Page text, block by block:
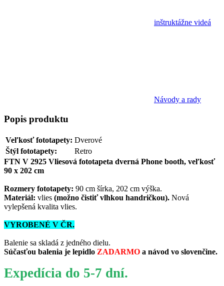
inštruktážne videá
Návody a rady
Popis produktu
Veľkosť fototapety: Dverové
Štýl fototapety:
Retro
FTN V 2925 Vliesová fototapeta dverná Phone booth, veľkosť
90 x 202 cm
Rozmery fototapety: 90 cm šírka, 202 cm výška.
Materiál: vlies (možno čistiť vlhkou handričkou). Nová
vylepšená kvalita vlies.
VYROBENÉ V ČR.
Balenie sa skladá z jedného dielu.
Súčasťou balenia je lepidlo ZADARMO a návod vo slovenčine.
Expedícia do 5-7 dní.